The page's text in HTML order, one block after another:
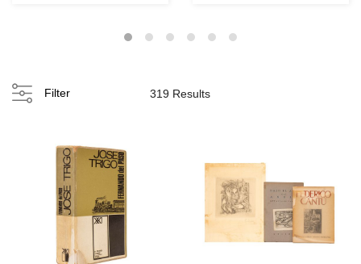
Filter 319 Results